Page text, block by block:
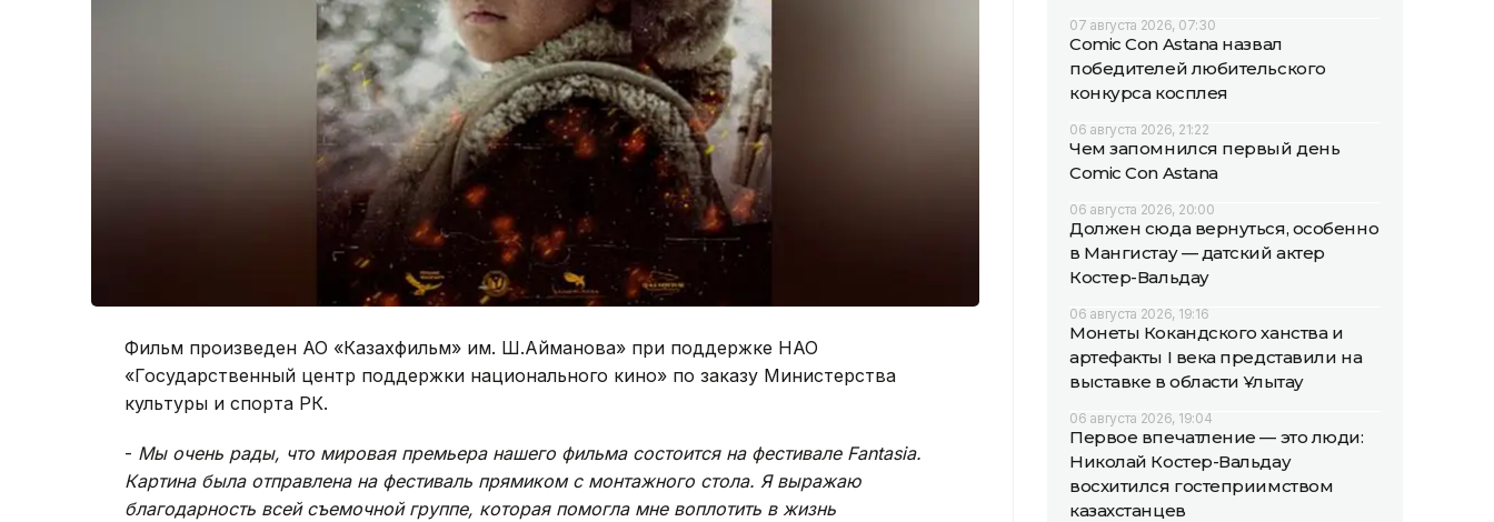
Фильм произведен АО «Казахфильм» им. Ш.Айманова» при поддержке НАО
«Государственный центр поддержки национального кино» по заказу Министерства
культуры и спорта РК.
- Мы очень рады, что мировая премьера нашего фильма состоится на фестивале Fantasia.
Картина была отправлена на фестиваль прямиком с монтажного стола. Я выражаю
благодарность всей съемочной группе, которая помогла мне воплотить в жизнь
07 августа 2026, 07:30
Comic Con Astana назвал
победителей любительского
конкурса косплея
06 августа 2026, 21:22
Чем запомнился первый день
Comic Con Astana
06 августа 2026, 20:00
Должен сюда вернуться, особенно
в Мангистау — датский актер
Костер-Вальдау
06 августа 2026, 19:16
Монеты Кокандского ханства и
артефакты I века представили на
выставке в области Ұлытау
06 августа 2026, 19:04
Первое впечатление — это люди:
Николай Костер-Вальдау
восхитился гостеприимством
казахстанцев